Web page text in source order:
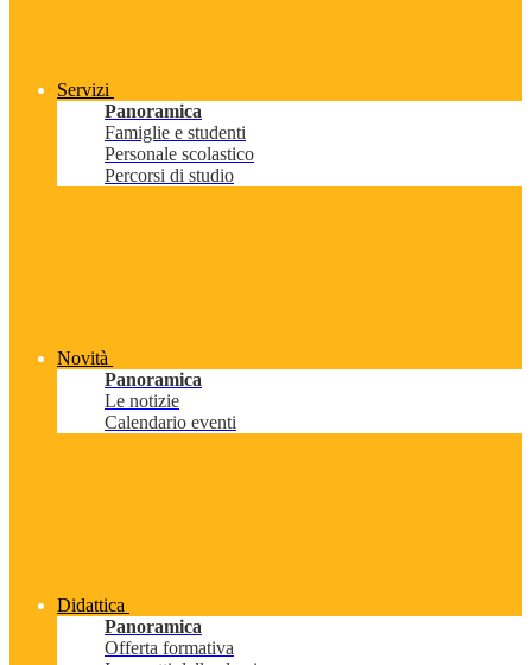
Servizi
Panoramica
Famiglie e studenti
Personale scolastico
Percorsi di studio
Novità
Panoramica
Le notizie
Calendario eventi
Didattica
Panoramica
Offerta formativa